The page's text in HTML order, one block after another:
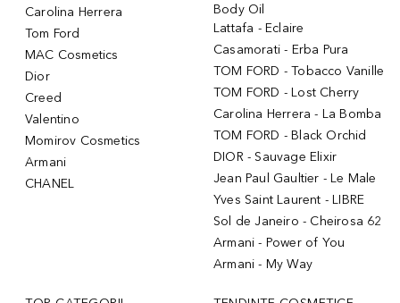
Carolina Herrera
Tom Ford
MAC Cosmetics
Dior
Creed
Valentino
Momirov Cosmetics
Armani
CHANEL
Body Oil
Lattafa - Eclaire
Casamorati - Erba Pura
TOM FORD - Tobacco Vanille
TOM FORD - Lost Cherry
Carolina Herrera - La Bomba
TOM FORD - Black Orchid
DIOR - Sauvage Elixir
Jean Paul Gaultier - Le Male
Yves Saint Laurent - LIBRE
Sol de Janeiro - Cheirosa 62
Armani - Power of You
Armani - My Way